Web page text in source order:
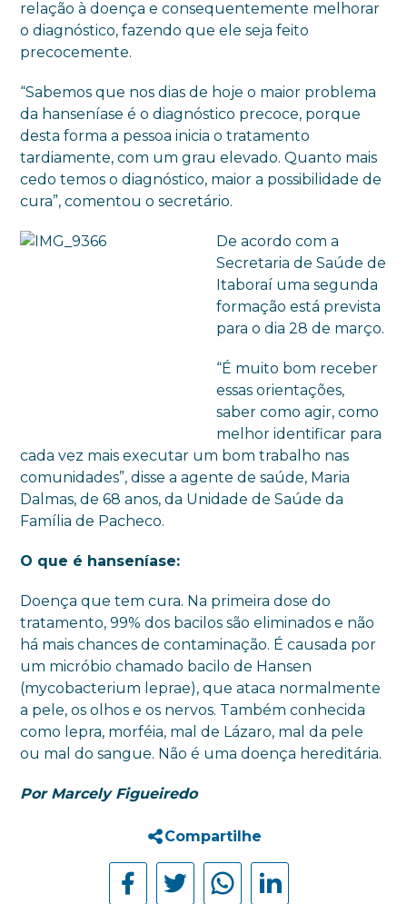
relação à doença e consequentemente melhorar
o diagnóstico, fazendo que ele seja feito
precocemente.
“Sabemos que nos dias de hoje o maior problema
da hanseníase é o diagnóstico precoce, porque
desta forma a pessoa inicia o tratamento
tardiamente, com um grau elevado. Quanto mais
cedo temos o diagnóstico, maior a possibilidade de
cura”, comentou o secretário.
De acordo com a
Secretaria de Saúde de
Itaboraí uma segunda
formação está prevista
para o dia 28 de março.
“É muito bom receber
essas orientações,
saber como agir, como
melhor identificar para
cada vez mais executar um bom trabalho nas
comunidades”, disse a agente de saúde, Maria
Dalmas, de 68 anos, da Unidade de Saúde da
Família de Pacheco.
O que é hanseníase:
Doença que tem cura. Na primeira dose do
tratamento, 99% dos bacilos são eliminados e não
há mais chances de contaminação. É causada por
um micróbio chamado bacilo de Hansen
(mycobacterium leprae), que ataca normalmente
a pele, os olhos e os nervos. Também conhecida
como lepra, morféia, mal de Lázaro, mal da pele
ou mal do sangue. Não é uma doença hereditária.
Por Marcely Figueiredo
Compartilhe